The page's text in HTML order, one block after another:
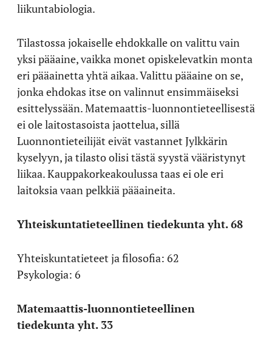
liikuntabiologia.
Tilastossa jokaiselle ehdokkalle on valittu vain
yksi pääaine, vaikka monet opiskelevatkin monta
eri pääainetta yhtä aikaa. Valittu pääaine on se,
jonka ehdokas itse on valinnut ensimmäiseksi
esittelyssään. Matemaattis-luonnontieteellisestä
ei ole laitostasoista jaottelua, sillä
Luonnontieteilijät eivät vastannet Jylkkärin
kyselyyn, ja tilasto olisi tästä syystä vääristynyt
liikaa. Kauppakorkeakoulussa taas ei ole eri
laitoksia vaan pelkkiä pääaineita.
Yhteiskuntatieteellinen tiedekunta yht. 68
Yhteiskuntatieteet ja filosofia: 62
Psykologia: 6
Matemaattis-luonnontieteellinen
tiedekunta yht. 33